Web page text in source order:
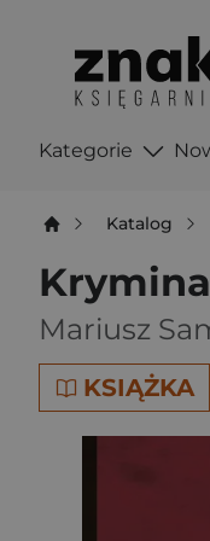
Kategorie
Katalog
Mariusz
KSIĄŻKA